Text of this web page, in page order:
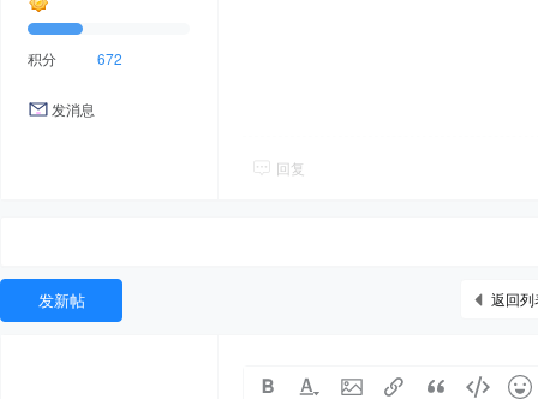
积分 672
发消息
回复
返回列
发新帖